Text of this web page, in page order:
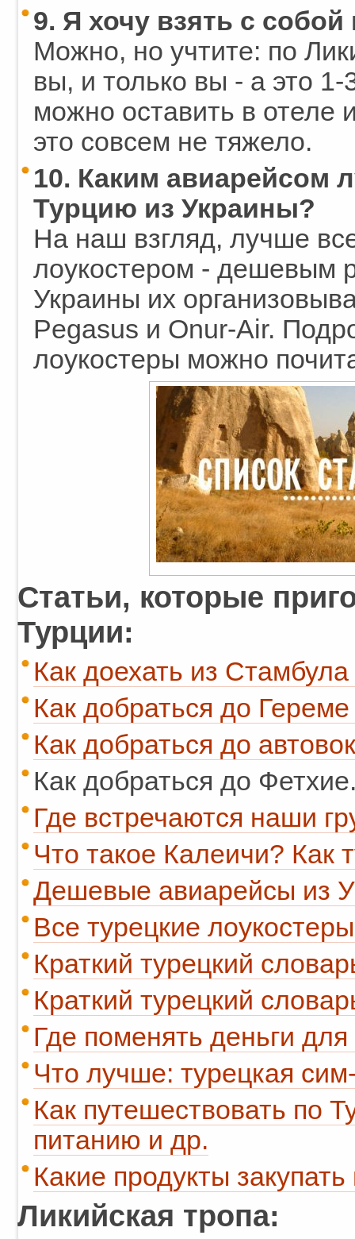
9. Я хочу взять с
Можно, но учтите: по
вы, и только вы - а это
можно оставить в отеле
это совсем не тяжело.
10. Каким авиарейсом
Турцию из Украины?
На наш взгляд, лучше
лоукостером - дешевым
Украины их
Pegasus и Onur-Air.
лоукостеры можно
Статьи, которые
Турции:
Как доехать из
Как добраться до
Как добраться до
Как добраться до
Где встречаются наши
Что такое Калеичи? Как
Дешевые авиарейсы из
Все турецкие
Краткий турецкий
Краткий турецкий
Где поменять деньги
Что лучше: турецкая
Как путешествовать по
питанию и др.
Какие продукты
Ликийская тропа: